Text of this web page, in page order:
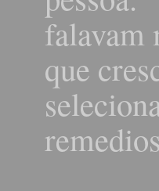
falavam
que